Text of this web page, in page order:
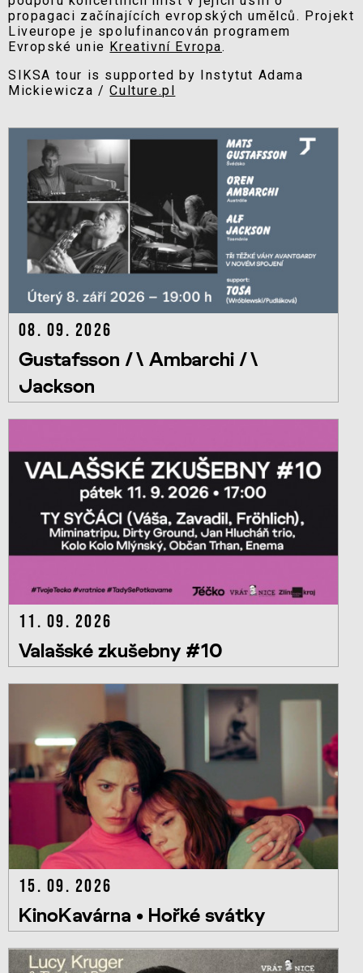
propagaci začínajících evropských umělců. Projekt
Liveurope je spolufinancován programem
Evropské unie Kreativní Evropa.
SIKSA tour is supported by Instytut Adama
Mickiewicza /Culture.pl
08. 09. 2026
Gustafsson /\ Ambarchi /\
Jackson
11. 09. 2026
Valašské zkušebny #10
15. 09. 2026
KinoKavárna • Hořké svátky